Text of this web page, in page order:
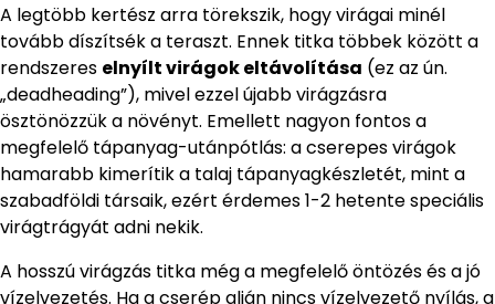
A legtöbb kertész arra törekszik, hogy virágai minél
tovább díszítsék a teraszt. Ennek titka többek között a
rendszeres elnyílt virágok eltávolítása (ez az ún.
„deadheading”), mivel ezzel újabb virágzásra
ösztönözzük a növényt. Emellett nagyon fontos a
megfelelő tápanyag-utánpótlás: a cserepes virágok
hamarabb kimerítik a talaj tápanyagkészletét, mint a
szabadföldi társaik, ezért érdemes 1-2 hetente speciális
virágtrágyát adni nekik.
A hosszú virágzás titka még a megfelelő öntözés és a jó
vízelvezetés. Ha a cserép alján nincs vízelvezető nyílás, a